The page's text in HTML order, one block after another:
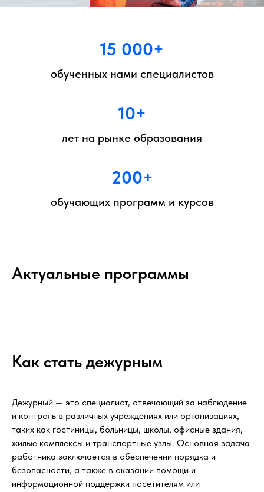
15 000+
обученных нами специалистов
10+
лет на рынке образования
200+
обучающих программ и курсов
Актуальные программы
Как стать дежурным
Дежурный — это специалист, отвечающий за наблюдение
и контроль в различных учреждениях или организациях,
таких как гостиницы, больницы, школы, офисные здания,
жилые комплексы и транспортные узлы. Основная задача
работника заключается в обеспечении порядка и
безопасности, а также в оказании помощи и
информационной поддержки посетителям или